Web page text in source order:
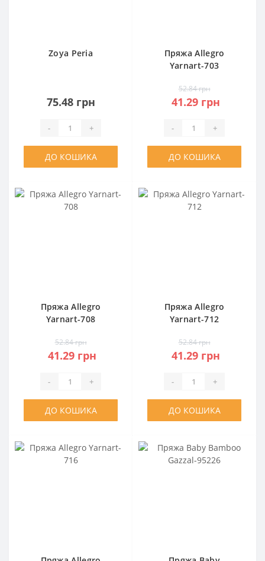
Zoya Peria
75.48 грн
- +
ДО КОШИКА
Пряжа Allegro
Yarnart-703
52.84 грн
41.29 грн
- +
ДО КОШИКА
Пряжа Allegro
Yarnart-708
52.84 грн
41.29 грн
- +
ДО КОШИКА
Пряжа Allegro
Yarnart-712
52.84 грн
41.29 грн
- +
ДО КОШИКА